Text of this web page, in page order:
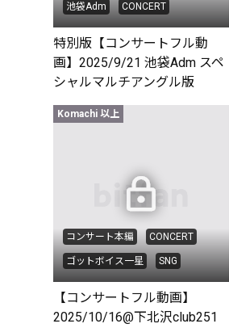
池袋Adm CONCERT
特別版【コンサートフル動
画】2025/9/21 池袋Adm スペ
シャルマルチアングル版
Komachi 以上
コンサート本編 CONCERT
ゴットボイス一星 SNG
【コンサートフル動画】
2025/10/16@下北沢club251